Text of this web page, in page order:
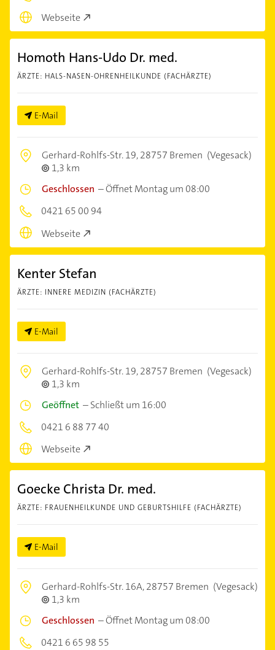
Webseite
Homoth Hans-Udo Dr. med.
ÄRZTE: HALS-NASEN-OHRENHEILKUNDE (FACHÄRZTE)
E-Mail
Gerhard-Rohlfs-Str. 19,28757 Bremen (Vegesack)
1,3 km
Geschlossen –Öffnet Montag um 08:00
0421 65 00 94
Webseite
Kenter Stefan
ÄRZTE: INNERE MEDIZIN (FACHÄRZTE)
E-Mail
Gerhard-Rohlfs-Str. 19,28757 Bremen (Vegesack)
1,3 km
Geöffnet –Schließt um 16:00
0421 6 88 77 40
Webseite
Goecke Christa Dr. med.
ÄRZTE: FRAUENHEILKUNDE UND GEBURTSHILFE (FACHÄRZTE)
E-Mail
Gerhard-Rohlfs-Str. 16A,28757 Bremen (Vegesack)
1,3 km
Geschlossen –Öffnet Montag um 08:00
0421 6 65 98 55